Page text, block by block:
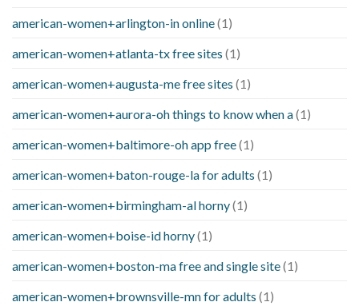
american-women+arlington-in online(1)
american-women+atlanta-tx free sites (1)
american-women+augusta-me free sites (1)
american-women+aurora-oh things to know when a(1)
american-women+baltimore-oh app free(1)
american-women+baton-rouge-la for adults (1)
american-women+birmingham-al horny(1)
american-women+boise-id horny(1)
american-women+boston-ma free and single site(1)
american-women+brownsville-mn for adults (1)